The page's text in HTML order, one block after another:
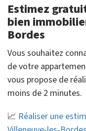
Estimez
bien
Bordes
Vous souhaitez
de votre
vous propose de
moins de 2 minutes.
📈 Réaliser une